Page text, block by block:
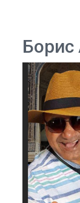
Борис